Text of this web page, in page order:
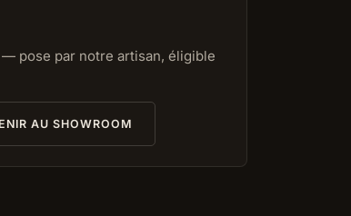
pose par notre artisan, éligible
AU SHOWROOM